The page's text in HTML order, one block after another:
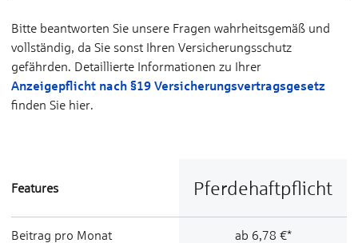
Bitte beantworten Sie unsere Fragen wahrheitsgemäß und
vollständig, da Sie sonst Ihren Versicherungsschutz
gefährden. Detaillierte Informationen zu Ihrer
Anzeigepflicht nach §19 Versicherungs­vertragsgesetz
finden Sie hier.
Features Pferde­haft­pflicht
Beitrag pro Monat ab 6,78 €*